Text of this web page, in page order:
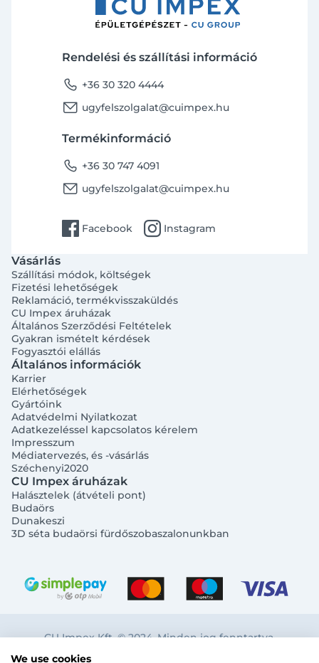
Bejelentkezés e-mail-címmel
Bejelentkezés
Szaniterek
MOZGÁSKORLÁTOZOTT TERMÉKEK
Radiátorok
Vernis Blend
Vernis Shape
Vitto
Wave
X1
Zenit
Zenta
Zicco
Rendelési és szállítási információ
phone +36 30 320 4444
email ugyfelszolgalat@cuimpex.hu
Termékinformáció
phone +36 30 747 4091
email ugyfelszolgalat@cuimpex.hu
facebook Facebook instagram Instagram
Vásárlás
Szállítási módok, költségek
Fizetési lehetőségek
Reklamáció, termékvisszaküldés
CU Impex áruházak
Általános Szerződési Feltételek
Gyakran ismételt kérdések
Fogyasztói elállás
Általános információk
Karrier
Elérhetőségek
Gyártóink
Adatvédelmi Nyilatkozat
Adatkezeléssel kapcsolatos kérelem
Impresszum
Médiatervezés, és -vásárlás
Széchenyi2020
CU Impex áruházak
Halásztelek (átvételi pont)
Budaörs
Dunakeszi
3D séta budaörsi fürdőszobaszalonunkban
CU Impex Kft. © 2024. Minden jog fenntartva.
We use cookies